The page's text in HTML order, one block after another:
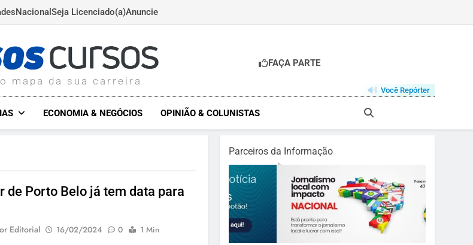
Nacional Seja Licenciado(a)Anuncie
o mapa da sua carreira
FAÇA PARTE
Você Repórter
ECONOMIA & NEGÓCIOS OPINIÃO & COLUNISTAS
de Porto Belo já tem data para
Editorial 16/02/2024 0 1 Min
Parceiros da Informação